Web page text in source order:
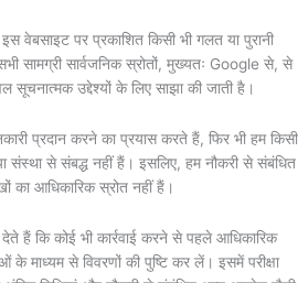
वेबसाइट पर प्रकाशित किसी भी गलत या पुरानी
सामग्री सार्वजनिक स्रोतों, मुख्यतः Google से, से
उद्देश्यों के लिए साझा की जाती है।
प्रदान करने का प्रयास करते हैं, फिर भी हम किसी
संस्था से संबद्ध नहीं हैं। इसलिए, हम नौकरी से संबंधित
का आधिकारिक स्रोत नहीं हैं।
हैं कि कोई भी कार्रवाई करने से पहले आधिकारिक
माध्यम से विवरणों की पुष्टि कर लें। इसमें परीक्षा